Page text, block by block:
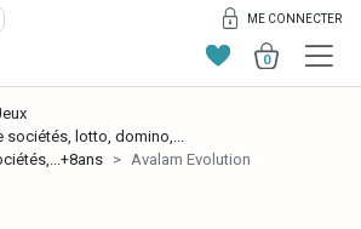
ME CONNECTER
0
sociétés, lotto, domino,...
Avalam Evolution